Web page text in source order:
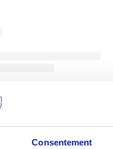
Consentement
Une publication partagée par